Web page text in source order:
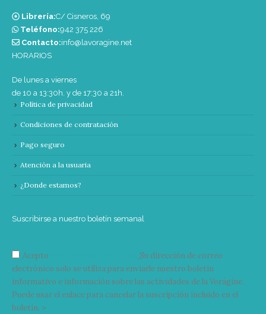
Librería:C/ Cisneros, 69
Teléfono:‭942 375 226‬
Contacto:info@lavoragine.net
HORARIOS
De lunes a viernes
de 10 a 13:30h. y de 17:30 a 21h.
Política de privacidad
Condiciones de contratación
Pago seguro
Atención a la usuaria
¿Donde estamos?
Suscribirse a nuestro boletín semanal
Acepto
Su dirección de correo
electrónico solo se utiliza para enviarle nuestro boletín
informativo e información sobre las actividades de la Vorágine.
Puede usar el enlace para cancelar la suscripción incluido en el
boletín. >